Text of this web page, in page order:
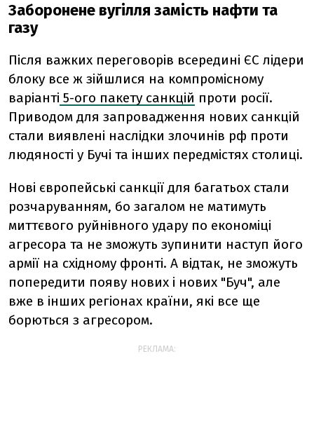
Заборонене вугілля замість нафти та
газу
Після важких переговорів всередині ЄС лідери
блоку все ж зійшлися на компромісному
варіанті 5-ого пакету санкцій проти росії.
Приводом для запровадження нових санкцій
стали виявлені наслідки злочинів рф проти
людяності у Бучі та інших передмістях столиці.
Нові європейські санкції для багатьох стали
розчаруванням, бо загалом не матимуть
миттєвого руйнівного удару по економіці
агресора та не зможуть зупинити наступ його
армії на східному фронті. А відтак, не зможуть
попередити появу нових і нових "Буч", але
вже в інших регіонах країни, які все ще
борються з агресором.
РЕКЛАМА: